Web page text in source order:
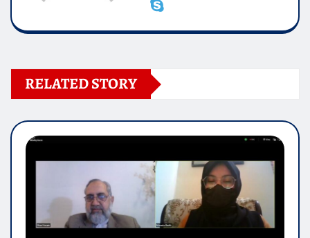
RELATED STORY